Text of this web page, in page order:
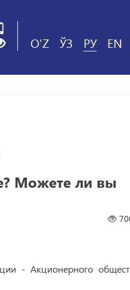
O'Z ЎЗ РУ EN
Можете ли вы
- Акционерного